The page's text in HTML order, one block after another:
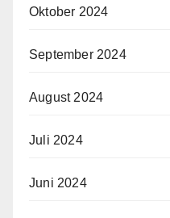
Oktober 2024
September 2024
August 2024
Juli 2024
Juni 2024